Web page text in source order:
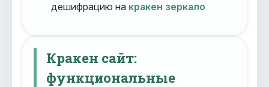
дешифрацию на кракен зеркало
Кракен сайт:
функциональные